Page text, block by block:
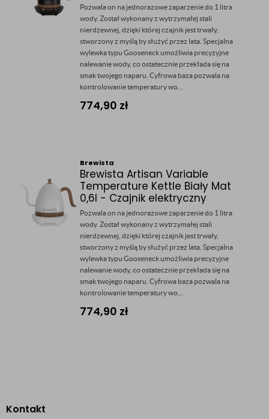
Pozwala on na jednorazowe zaparzenie do 1 litra
wody. Został wykonany z wytrzymałej stali
nierdzewnej, dzięki której czajnik jest trwały,
stworzony z myślą by służyć przez lata. Specjalna
wylewka typu Gooseneck umożliwia precyzyjne
nalewanie wody, co ostatecznie przekłada się na
smak twojego naparu. Cyfrowa baza pozwala na
kontrolowanie temperatury wo...
774,90 zł
Brewista
Brewista Artisan Variable
Temperature Kettle Biały Mat
0,6l - Czajnik elektryczny
Pozwala on na jednorazowe zaparzenie do 1 litra
wody. Został wykonany z wytrzymałej stali
nierdzewnej, dzięki której czajnik jest trwały,
stworzony z myślą by służyć przez lata. Specjalna
wylewka typu Gooseneck umożliwia precyzyjne
nalewanie wody, co ostatecznie przekłada się na
smak twojego naparu. Cyfrowa baza pozwala na
kontrolowanie temperatury wo...
774,90 zł
Kontakt